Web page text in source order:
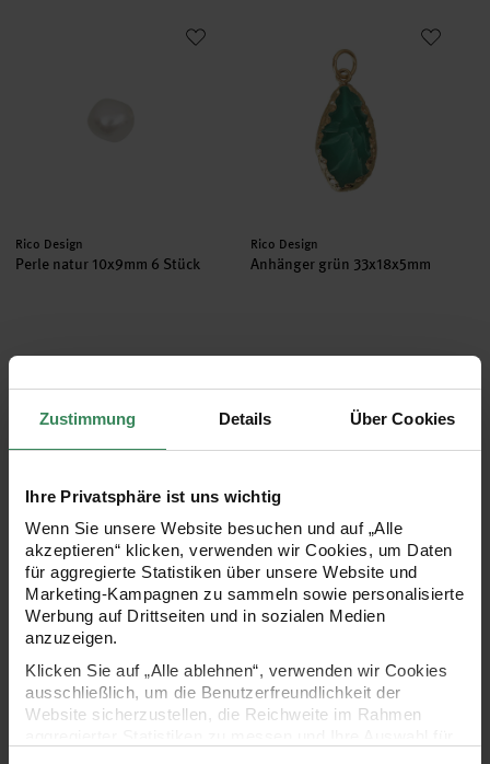
Zustimmung Details Über Cookies
Ihre Privatsphäre ist uns wichtig
Wenn Sie unsere Website besuchen und auf „Alle
akzeptieren“ klicken, verwenden wir Cookies, um Daten
für aggregierte Statistiken über unsere Website und
Marketing-Kampagnen zu sammeln sowie personalisierte
Werbung auf Drittseiten und in sozialen Medien
anzuzeigen.
Klicken Sie auf „Alle ablehnen“, verwenden wir Cookies
ausschließlich, um die Benutzerfreundlichkeit der
Website sicherzustellen, die Reichweite im Rahmen
Perle natur 10x9mm 6 Stück
Hersteller:
Rico Design
Perle natur 10x9mm 6 Stück
Anhänger grün 33x18x5mm
Hersteller:
Rico Design
Anhänger grün 33x18x5mm
Anhänger türkis 23x16x10mm
Anhänger türkis
23x16x10mm
Anhänger pink 42x18x5mm